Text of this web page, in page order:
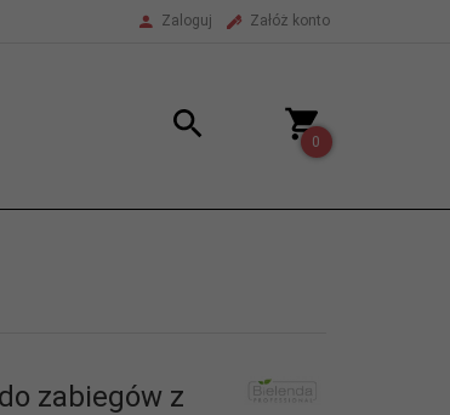
Zaloguj Załóż konto
0
zabiegów z